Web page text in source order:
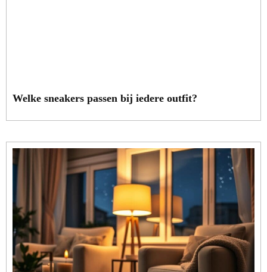
Welke sneakers passen bij iedere outfit?